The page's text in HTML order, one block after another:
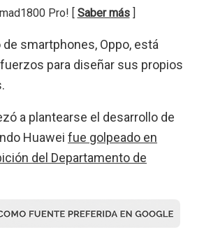
Pro! [ Saber más]
smartphones, Oppo, está
para diseñar sus propios
a plantearse el desarrollo de
Huawei fue golpeado en
del Departamento de